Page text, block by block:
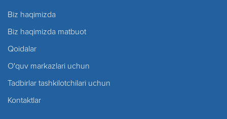
Biz haqimizda
Biz haqimizda matbuot
Qoidalar
O'quv markazlari uchun
Tadbirlar tashkilotchilari uchun
Kontaktlar